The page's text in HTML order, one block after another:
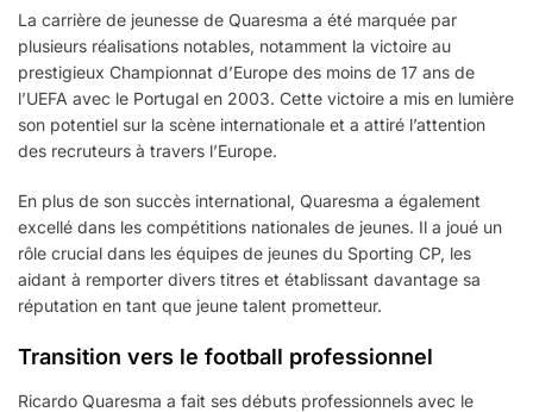
La carrière de jeunesse de Quaresma a été marquée par
plusieurs réalisations notables, notamment la victoire au
prestigieux Championnat d’Europe des moins de 17 ans de
l’UEFA avec le Portugal en 2003. Cette victoire a mis en lumière
son potentiel sur la scène internationale et a attiré l’attention
des recruteurs à travers l’Europe.
En plus de son succès international, Quaresma a également
excellé dans les compétitions nationales de jeunes. Il a joué un
rôle crucial dans les équipes de jeunes du Sporting CP, les
aidant à remporter divers titres et établissant davantage sa
réputation en tant que jeune talent prometteur.
Transition vers le football professionnel
Ricardo Quaresma a fait ses débuts professionnels avec le